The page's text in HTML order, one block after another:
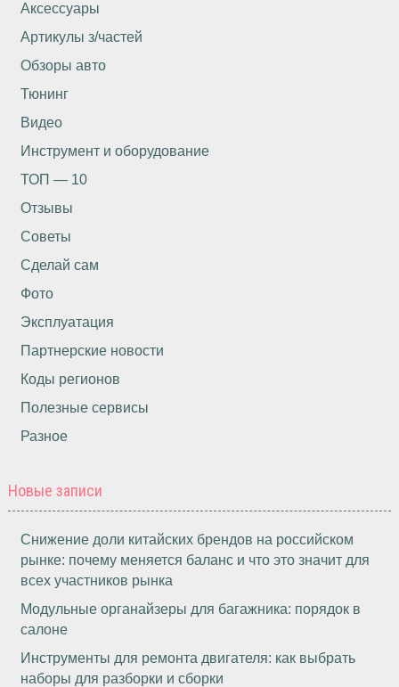
Аксессуары
Артикулы з/частей
Обзоры авто
Тюнинг
Видео
Инструмент и оборудование
ТОП — 10
Отзывы
Советы
Сделай сам
Фото
Эксплуатация
Партнерские новости
Коды регионов
Полезные сервисы
Разное
Новые записи
Снижение доли китайских брендов на российском
рынке: почему меняется баланс и что это значит для
всех участников рынка
Модульные органайзеры для багажника: порядок в
салоне
Инструменты для ремонта двигателя: как выбрать
наборы для разборки и сборки